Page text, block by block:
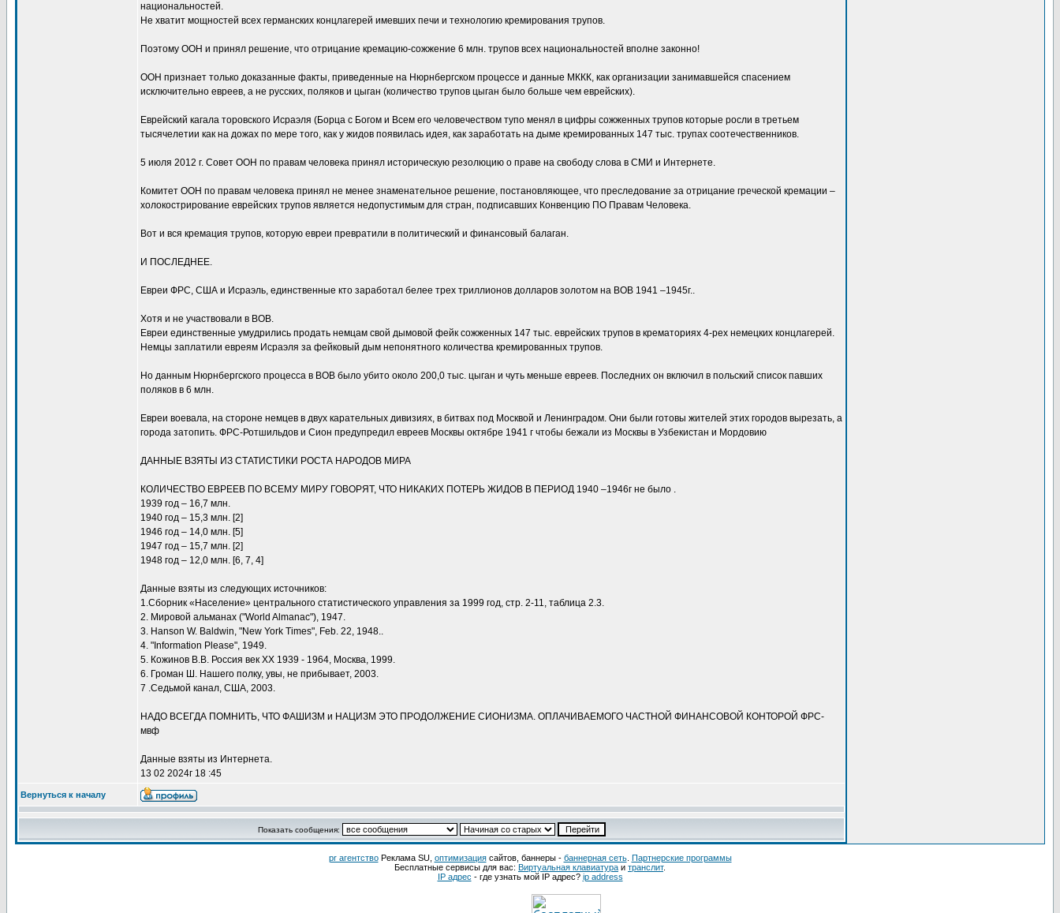
национальностей.
Не хватит мощностей всех германских концлагерей имевших печи и технологию кремирования трупов.
Поэтому ООН и принял решение, что отрицание кремацию-сожжение 6 млн. трупов всех национальностей вполне законно!
ООН признает только доказанные факты, приведенные на Нюрнбергском процессе и данные МККК, как организации занимавшейся спасением
исключительно евреев, а не русских, поляков и цыган (количество трупов цыган было больше чем еврейских).
Еврейский кагала торовского Исраэля (Борца с Богом и Всем его человечеством тупо менял в цифры сожженных трупов которые росли в третьем
тысячелетии как на дожах по мере того, как у жидов появилась идея, как заработать на дыме кремированных 147 тыс. трупах соотечественников.
5 июля 2012 г. Совет ООН по правам человека принял историческую резолюцию о праве на свободу слова в СМИ и Интернете.
Комитет ООН по правам человека принял не менее знаменательное решение, постановляющее, что преследование за отрицание греческой кремации –
холокострирование еврейских трупов является недопустимым для стран, подписавших Конвенцию ПО Правам Человека.
Вот и вся кремация трупов, которую евреи превратили в политический и финансовый балаган.
И ПОСЛЕДНЕЕ.
Евреи ФРС, США и Исраэль, единственные кто заработал белее трех триллионов долларов золотом на ВОВ 1941 –1945г..
Хотя и не участвовали в ВОВ.
Евреи единственные умудрились продать немцам свой дымовой фейк сожженных 147 тыс. еврейских трупов в крематориях 4-рех немецких концлагерей.
Немцы заплатили евреям Исраэля за фейковый дым непонятного количества кремированных трупов.
Но данным Нюрнбергского процесса в ВОВ было убито около 200,0 тыс. цыган и чуть меньше евреев. Последних он включил в польский список павших
поляков в 6 млн.
Евреи воевала, на стороне немцев в двух карательных дивизиях, в битвах под Москвой и Ленинградом. Они были готовы жителей этих городов вырезать, а
города затопить. ФРС-Ротшильдов и Сион предупредил евреев Москвы октябре 1941 г чтобы бежали из Москвы в Узбекистан и Мордовию
ДАННЫЕ ВЗЯТЫ ИЗ СТАТИСТИКИ РОСТА НАРОДОВ МИРА
КОЛИЧЕСТВО ЕВРЕЕВ ПО ВСЕМУ МИРУ ГОВОРЯТ, ЧТО НИКАКИХ ПОТЕРЬ ЖИДОВ В ПЕРИОД 1940 –1946г не было .
1939 год – 16,7 млн.
1940 год – 15,3 млн. [2]
1946 год – 14,0 млн. [5]
1947 год – 15,7 млн. [2]
1948 год – 12,0 млн. [6, 7, 4]
Данные взяты из следующих источников:
1.Сборник «Население» центрального статистического управления за 1999 год, стр. 2-11, таблица 2.3.
2. Мировой альманах ("World Almanac"), 1947.
3. Hanson W. Baldwin, "New York Times", Feb. 22, 1948..
4. "Information Please", 1949.
5. Кожинов В.В. Россия век XX 1939 - 1964, Москва, 1999.
6. Громан Ш. Нашего полку, увы, не прибывает, 2003.
7 .Седьмой канал, США, 2003.
НАДО ВСЕГДА ПОМНИТЬ, ЧТО ФАШИЗМ и НАЦИЗМ ЭТО ПРОДОЛЖЕНИЕ СИОНИЗМА. ОПЛАЧИВАЕМОГО ЧАСТНОЙ ФИНАНСОВОЙ КОНТОРОЙ ФРС-
мвф
Данные взяты из Интернета.
13 02 2024г 18 :45
Вернуться к началу
Показать сообщения:
pr агентствоРеклама SU, оптимизациясайтов, баннеры - баннерная сеть. Партнерские программы
Бесплатные сервисы для вас: Виртуальная клавиатура и транслит.
IP адрес - где узнать мой IP адрес? ip address